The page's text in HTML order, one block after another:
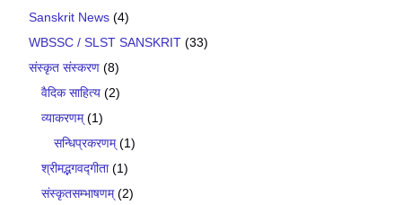
Sanskrit News (4)
WBSSC / SLST SANSKRIT (33)
संस्कृत संस्करण (8)
वैदिक साहित्य (2)
व्याकरणम्(1)
सन्धिप्रकरणम्(1)
श्रीमद्भगवद्गीता(1)
संस्कृतसम्भाषणम्(2)